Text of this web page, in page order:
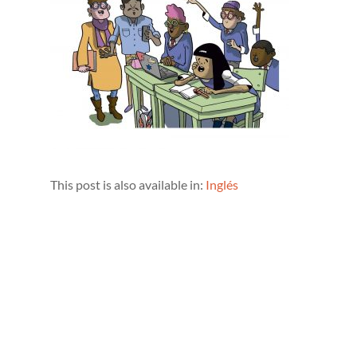
This post is also available in: Inglés